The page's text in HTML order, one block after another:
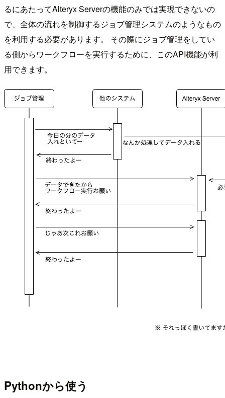
るにあたってAlteryx Serverの機能のみでは実現できないの
で、全体の流れを制御するジョブ管理システムのようなもの
を利用する必要があります。 その際にジョブ管理をしてい
る側からワークフローを実行するために、このAPI機能が利
用できます。
Pythonから使う